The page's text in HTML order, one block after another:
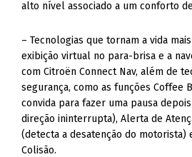
alto nível associado a um conforto
– Tecnologias que tornam a vida
exibição virtual no para-brisa e a
com Citroën Connect Nav, além de
segurança, como as funções Coffee
convida para fazer uma pausa
direção ininterrupta), Alerta de
(detecta a desatenção do motorista)
Colisão.